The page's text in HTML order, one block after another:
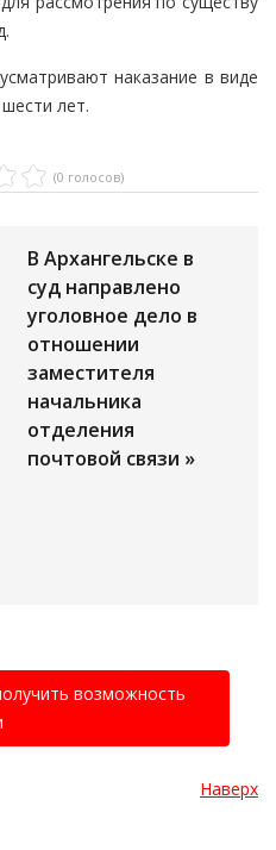
наказание в виде
лет.
(0 голосов)
В Архангельске в
суд направлено
уголовное дело в
отношении
заместителя
начальника
отделения
почтовой связи »
возможность
Наверх